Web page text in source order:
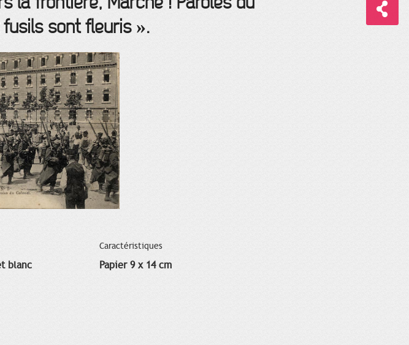
sont fleuris ».
blanc
Caractéristiques
Papier 9 x 14 cm